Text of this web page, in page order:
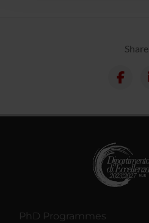
Share
PhD Programmes